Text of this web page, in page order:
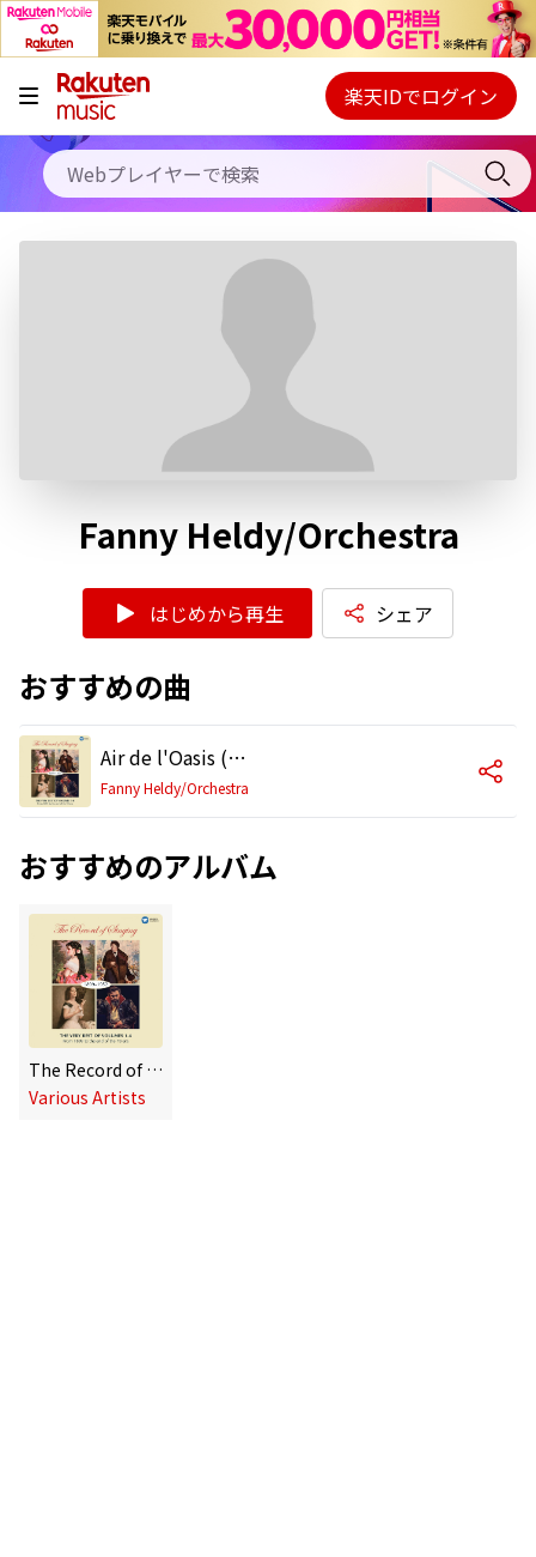
キャンペーン
料金プラン
使い方
Webプレイヤー
ご契約内容の確認・変更
楽天IDでログイン
Fanny Heldy/Orchestra
はじめから再生 シェア
おすすめの曲
Air de l'Oasis (Antar)
Fanny Heldy/Orchestra
おすすめのアルバム
The Record of Singing 1899-1952
Various Artists